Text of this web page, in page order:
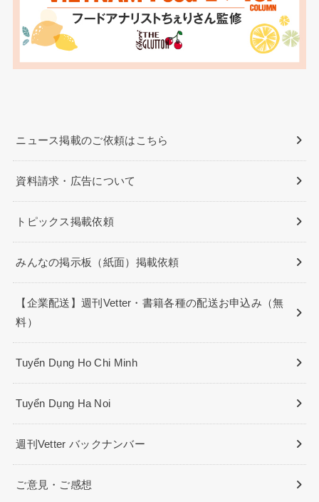
ニュース掲載のご依頼はこちら
資料請求・広告について
トピックス掲載依頼
みんなの掲示板（紙面）掲載依頼
【企業配送】週刊Vetter・書籍各種の配送お申込み（無
料）
Tuyển Dụng Ho Chi Minh
Tuyển Dụng Ha Noi
週刊Vetter バックナンバー
ご意見・ご感想